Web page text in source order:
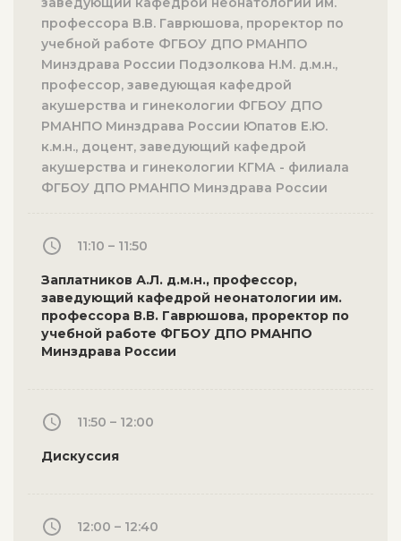
профессора В.В. Гаврюшова, проректор по
учебной работе ФГБОУ ДПО РМАНПО
Минздрава России Подзолкова Н.М. д.м.н.,
профессор, заведующая кафедрой
акушерства и гинекологии ФГБОУ ДПО
РМАНПО Минздрава России Юпатов Е.Ю.
к.м.н., доцент, заведующий кафедрой
акушерства и гинекологии КГМА - филиала
ФГБОУ ДПО РМАНПО Минздрава России
11:10 – 11:50
Заплатников А.Л. д.м.н., профессор,
заведующий кафедрой неонатологии им.
профессора В.В. Гаврюшова, проректор по
учебной работе ФГБОУ ДПО РМАНПО
Минздрава России
11:50 – 12:00
Дискуссия
12:00 – 12:40